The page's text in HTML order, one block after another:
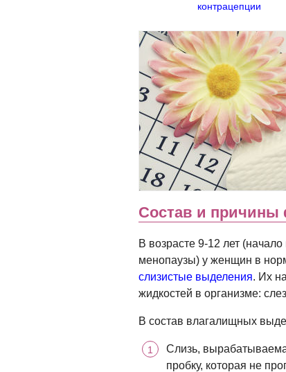
контрацепции
Состав и причины
В возрасте 9-12 лет
менопаузы) у женщин в
слизистые выделения. Их
жидкостей в организме:
В состав влагалищных
Слизь,
пробку, которая не